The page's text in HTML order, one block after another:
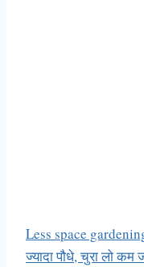
Less space
ज्यादा पौधे, चुरा लो कम